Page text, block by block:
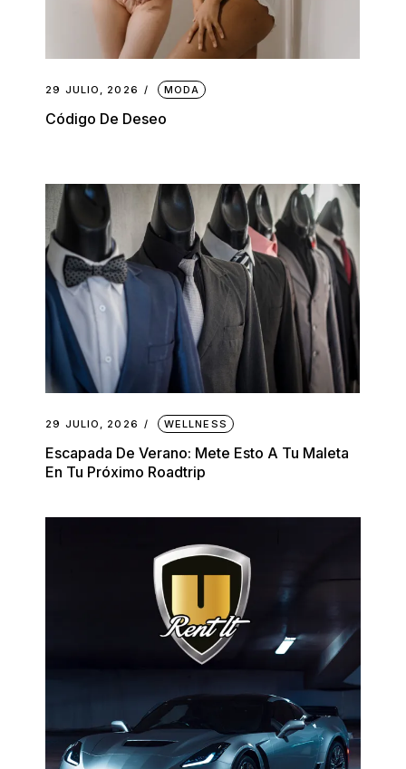
29 JULIO, 2026 MODA
Código De Deseo
29 JULIO, 2026 WELLNESS
Escapada De Verano: Mete Esto A Tu Maleta
En Tu Próximo Roadtrip